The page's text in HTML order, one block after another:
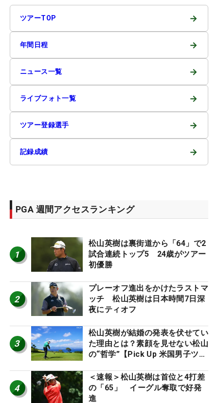
ツアーTOP →
年間日程 →
ニュース一覧 →
ライブフォト一覧 →
ツアー登録選手 →
記録成績 →
PGA 週間アクセスランキング
1
松山英樹は裏街道から「64」で2
試合連続トップ5 24歳がツアー
初優勝
2
プレーオフ進出をかけたラストマ
ッチ 松山英樹は日本時間7日深
夜にティオフ
3
松山英樹が結婚の発表を伏せてい
た理由とは？素顔を見せない松山
の“哲学”【Pick Up 米国男子ツア
4
＜速報＞松山英樹は首位と4打差
の「65」 イーグル奪取で好発
進